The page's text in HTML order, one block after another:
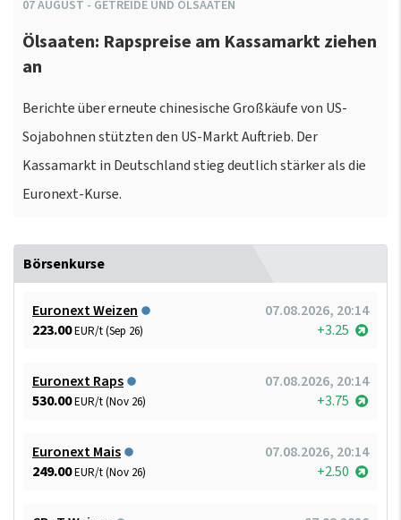
07AUGUST - GETREIDE UND ÖLSAATEN
Ölsaaten: Rapspreise am Kassamarkt ziehen
an
Berichte über erneute chinesische Großkäufe von US-
Sojabohnen stützten den US-Markt Auftrieb. Der
Kassamarkt in Deutschland stieg deutlich stärker als die
Euronext-Kurse.
Börsenkurse
Euronext Weizen
07.08.2026, 20:14
223.00EUR/t (Sep 26) +3.25
Euronext Raps
07.08.2026, 20:14
530.00EUR/t (Nov 26) +3.75
Euronext Mais
07.08.2026, 20:14
249.00EUR/t (Nov 26) +2.50